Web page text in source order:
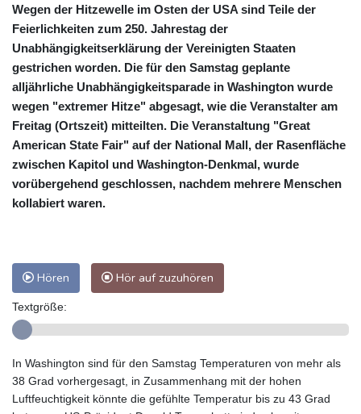
Wegen der Hitzewelle im Osten der USA sind Teile der
Feierlichkeiten zum 250. Jahrestag der
Unabhängigkeitserklärung der Vereinigten Staaten
gestrichen worden. Die für den Samstag geplante
alljährliche Unabhängigkeitsparade in Washington wurde
wegen "extremer Hitze" abgesagt, wie die Veranstalter am
Freitag (Ortszeit) mitteilten. Die Veranstaltung "Great
American State Fair" auf der National Mall, der Rasenfläche
zwischen Kapitol und Washington-Denkmal, wurde
vorübergehend geschlossen, nachdem mehrere Menschen
kollabiert waren.
Hören Hör auf zuzuhören
Textgröße:
In Washington sind für den Samstag Temperaturen von mehr als
38 Grad vorhergesagt, in Zusammenhang mit der hohen
Luftfeuchtigkeit könnte die gefühlte Temperatur bis zu 43 Grad